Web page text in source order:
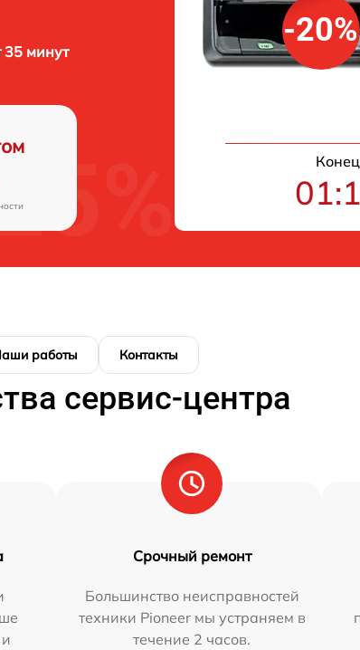
35 минут
-20%
работы Контакты
сервис-центра
Срочный ремонт
Большинство неисправностей
техники Pioneer мы устраняем в
течение 2 часов.